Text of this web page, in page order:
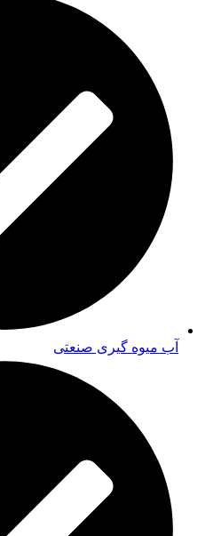
آب میوه گیری صنعتی